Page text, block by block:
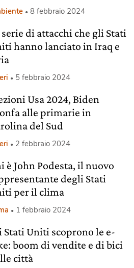
8 febbraio 2024
serie di attacchi che gli Stati
hanno lanciato in Iraq e
5 febbraio 2024
Usa 2024, Biden
alle primarie in
del Sud
2 febbraio 2024
è John Podesta, il nuovo
degli Stati
per il clima
1 febbraio 2024
Stati Uniti scoprono le e-
boom di vendite e di bici
città